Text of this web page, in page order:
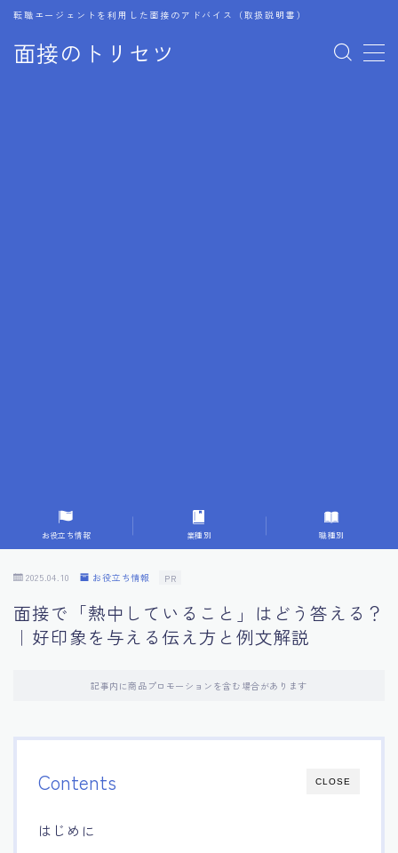
面接のトリセツ
転職エージェントを利用した面接のアドバイス（取扱説明書）
MENU
9.面接での落とし穴とその対策
10.フィードバックを活用する方法
11.オンライン面接の成功への鍵
14.キャリアアップのための面接戦略
15.職場適応力をアピールする方法
お役立ち情報 業種別 職種別
2025.04.10 お役立ち情報 PR
面接で「熱中していること」はどう答える？
｜好印象を与える伝え方と例文解説
記事内に商品プロモーションを含む場合があります
CLOSE
Contents
はじめに